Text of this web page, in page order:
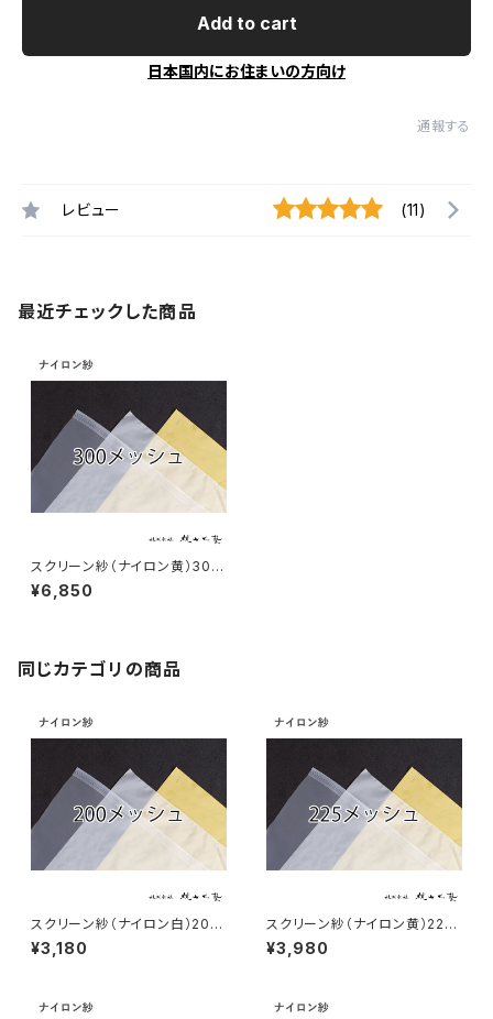
Add to cart
日本国内にお住まいの方向け
通報する
レビュー (11)
最近チェックした商品
スクリーン紗（ナイロン黄）300
メッシュ こねこ便
¥6,850
同じカテゴリの商品
スクリーン紗（ナイロン白）200
メッシュ こねこ便
¥3,180
スクリーン紗（ナイロン黄）225
メッシュ こねこ便
¥3,980